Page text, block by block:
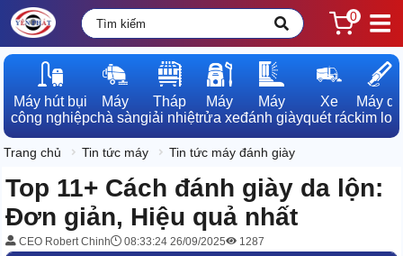
0
Máy hút bụi
công nghiệp
Máy
chà sàn
Tháp
giải nhiệt
Máy
rửa xe
Máy
đánh giày
Xe
quét rác
Máy dò
kim loại
Trang chủ Tin tức máy Tin tức máy đánh giày
Top 11+ Cách đánh giày da lộn:
Đơn giản, Hiệu quả nhất
CEO Robert Chinh 08:33:24 26/09/2025 1287